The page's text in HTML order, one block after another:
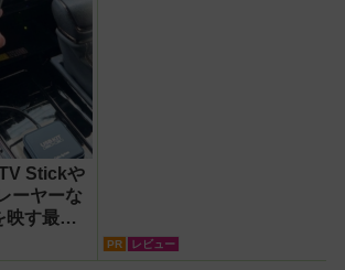
Stickや
ーヤーな
映す最短
だけで
PR レビュー